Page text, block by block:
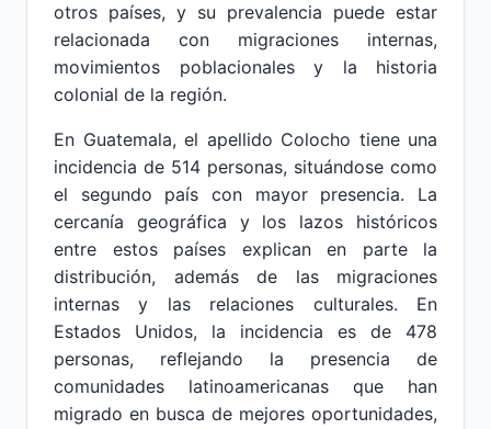
otros países, y su prevalencia puede estar
relacionada con migraciones internas,
movimientos poblacionales y la historia
colonial de la región.
En Guatemala, el apellido Colocho tiene una
incidencia de 514 personas, situándose como
el segundo país con mayor presencia. La
cercanía geográfica y los lazos históricos
entre estos países explican en parte la
distribución, además de las migraciones
internas y las relaciones culturales. En
Estados Unidos, la incidencia es de 478
personas, reflejando la presencia de
comunidades latinoamericanas que han
migrado en busca de mejores oportunidades,